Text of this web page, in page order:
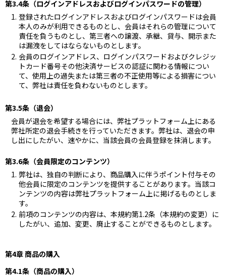
第3.4条（ログインアドレスおよびログインパスワードの管理）
登録されたログインアドレスおよびログインパスワードは会員
本人のみが利用できるものとし、会員はそれらの管理について
責任を負うものとし、第三者への譲渡、承継、貸与、開示また
は漏洩をしてはならないものとします。
会員のログインアドレス、ログインパスワードおよびクレジッ
トカード番号その他決済サービスの認証に関わる情報につい
て、使用上の過失または第三者の不正使用等による損害につい
て、弊社は責任を負わないものとします。
第3.5条（退会）
会員が退会を希望する場合には、弊社プラットフォーム上にある
弊社所定の退会手続きを行っていただきます。弊社は、退会の申
し出にしたがい、速やかに、当該会員の会員登録を抹消します。
第3.6条（会員限定のコンテンツ）
弊社は、独自の判断により、商品購入に伴うポイント付与その
他会員に限定のコンテンツを提供することがあります。当該コ
ンテンツの内容は弊社プラットフォーム上に掲げるものとしま
す。
前項のコンテンツの内容は、本規約第1.2条（本規約の変更）に
したがい、追加、変更、廃止することができるものとします。
第4章 商品の購入
第4.1条（商品の購入）